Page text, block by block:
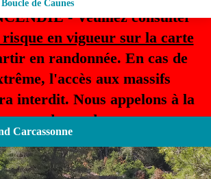
- Veuillez consulter
risque en vigueur sur la carte
en randonnée. En cas de
l'accès aux massifs
interdit. Nous appelons à la
grande prudence.
Carcassonne
de Caunes